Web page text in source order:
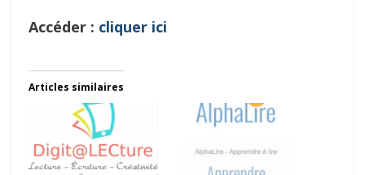
Accéder : cliquer ici
Articles similaires